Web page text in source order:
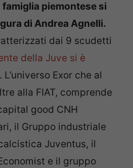
famiglia piemontese si
di Andrea Agnelli.
dai 9 scudetti
della Juve si è
. L’universo Exor che al
alla FIAT, comprende
good CNH
il Gruppo industriale
Juventus, il
e il gruppo